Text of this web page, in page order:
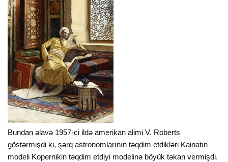
Bundan əlavə 1957-ci ildə amerikan alimi V. Roberts
göstərmişdi ki, şərq astronomlarının təqdim etdikləri Kainatın
modeli Kopernikin təqdim etdiyi modelinə böyük təkan vermişdi.